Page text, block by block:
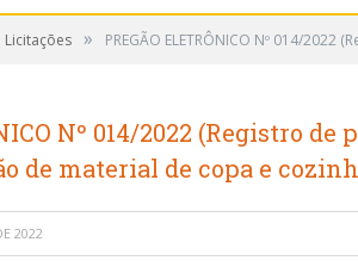
Licitações » PREGÃO ELETRÔNICO Nº 014/
Nº 014/2022 (Registro de
de material de copa e
2022